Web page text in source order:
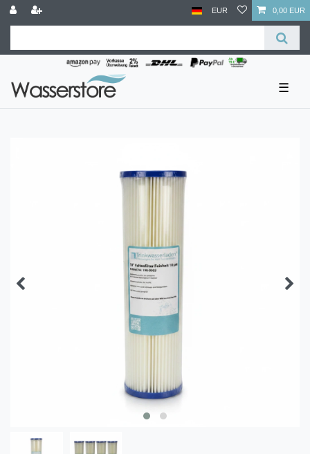
EUR 0,00 EUR
☰